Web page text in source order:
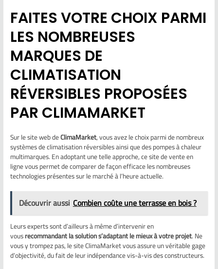
FAITES VOTRE CHOIX PARMI
LES NOMBREUSES
MARQUES DE
CLIMATISATION
RÉVERSIBLES PROPOSÉES
PAR CLIMAMARKET
Sur le site web deClimaMarket, vous avez le choix parmi de nombreux
systèmes de climatisation réversibles ainsi que des pompes à chaleur
multimarques. En adoptant une telle approche, ce site de vente en
ligne vous permet de comparer de façon efficace les nombreuses
technologies présentes sur le marché à l’heure actuelle.
Découvrir aussi Combien coûte une terrasse en bois ?
Leurs experts sont d’ailleurs à même d’intervenir en
vousrecommandant la solution s’adaptant le mieux à votre projet. Ne
vous y trompez pas, le site ClimaMarket vous assure un véritable gage
d’objectivité, du fait de leur indépendance vis-à-vis des constructeurs.